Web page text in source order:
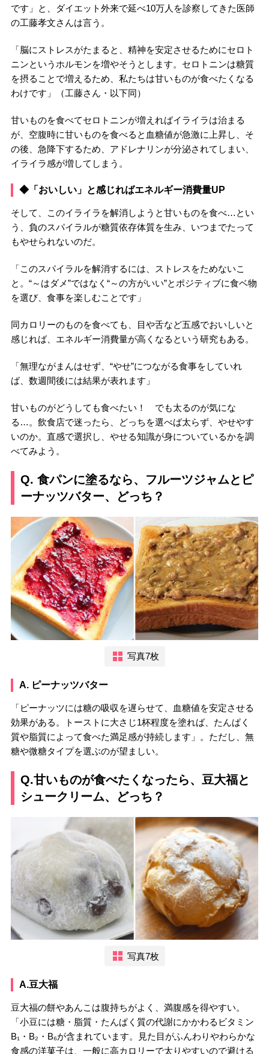
です」と、ダイエット外来で延べ10万人を診察してきた医師
の工藤孝文さんは言う。
「脳にストレスがたまると、精神を安定させるためにセロト
ニンというホルモンを増やそうとします。セロトニンは糖質
を摂ることで増えるため、私たちは甘いものが食べたくなる
わけです」（工藤さん・以下同）
甘いものを食べてセロトニンが増えればイライラは治まる
が、空腹時に甘いものを食べると血糖値が急激に上昇し、そ
の後、急降下するため、アドレナリンが分泌されてしまい、
イライラ感が増してしまう。
◆「おいしい」と感じればエネルギー消費量UP
そして、このイライラを解消しようと甘いものを食べ…とい
う、負のスパイラルが糖質依存体質を生み、いつまでたって
もやせられないのだ。
「このスパイラルを解消するには、ストレスをためないこ
と。“～はダメ”ではなく“～の方がいい”とポジティブに食ベ物
を選び、食事を楽しむことです」
同カロリーのものを食べても、目や舌など五感でおいしいと
感じれば、エネルギー消費量が高くなるという研究もある。
「無理ながまんはせず、“やせ”につながる食事をしていれ
ば、数週間後には結果が表れます」
甘いものがどうしても食べたい！ でも太るのが気にな
る…。飲食店で迷ったら、どっちを選べば太らず、やせやす
いのか。直感で選択し、やせる知識が身についているかを調
べてみよう。
Q. 食パンに塗るなら、フルーツジャムとピ
ーナッツバター、どっち？
写真7枚
A. ピーナッツバター
「ピーナッツには糖の吸収を遅らせて、血糖値を安定させる
効果がある。トーストに大さじ1杯程度を塗れば、たんぱく
質や脂質によって食べた満足感が持続します」。ただし、無
糖や微糖タイプを選ぶのが望ましい。
Q.甘いものが食べたくなったら、豆大福と
シュークリーム、どっち？
写真7枚
A.豆大福
豆大福の餅やあんこは腹持ちがよく、満腹感を得やすい。
「小豆には糖・脂質・たんぱく質の代謝にかかわるビタミン
B₁・B₂・B₆が含まれています。見た目がふんわりやわらかな
食感の洋菓子は、一般に高カロリーで太りやすいので避ける